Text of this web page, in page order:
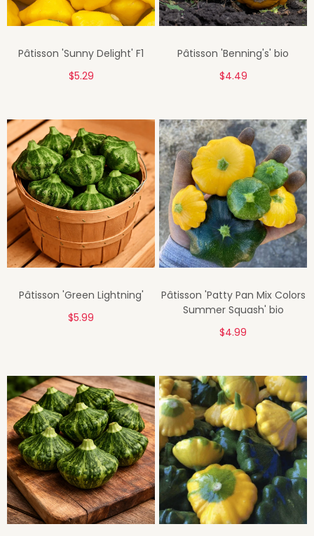
Pâtisson 'Sunny Delight' F1
$5.29
Pâtisson 'Benning's' bio
$4.49
Pâtisson 'Green Lightning'
$5.99
Pâtisson 'Patty Pan Mix Colors
Summer Squash' bio
$4.99